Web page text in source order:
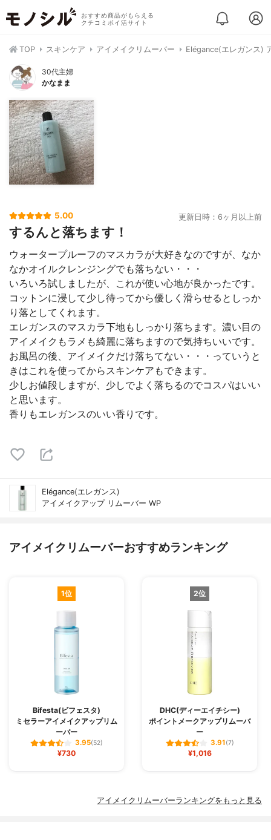
おすすめ商品がもらえる
クチコミポイ活サイト
TOP スキンケア アイメイクリムーバー Elégance(エレガンス)
30代主婦
かなまま
5.00 更新日時：6ヶ月以上前
するんと落ちます！
ウォータープルーフのマスカラが大好きなのですが、なか
なかオイルクレンジングでも落ちない・・・
いろいろ試しましたが、これが使い心地が良かったです。
コットンに浸して少し待ってから優しく滑らせるとしっか
り落としてくれます。
エレガンスのマスカラ下地もしっかり落ちます。濃い目の
アイメイクもラメも綺麗に落ちますので気持ちいいです。
お風呂の後、アイメイクだけ落ちてない・・・っていうと
きはこれを使ってからスキンケアもできます。
少しお値段しますが、少しでよく落ちるのでコスパはいい
と思います。
香りもエレガンスのいい香りです。
Elégance(エレガンス)
アイメイクアップ リムーバー WP
アイメイクリムーバーおすすめランキング
1位
Bifesta(ビフェスタ)
ミセラーアイメイクアップリム
ーバー
3.95(52)
¥730
2位
DHC(ディーエイチシー)
ポイントメークアップリムーバ
ー
3.91(7)
¥1,016
アイメイクリムーバーランキングをもっと見る